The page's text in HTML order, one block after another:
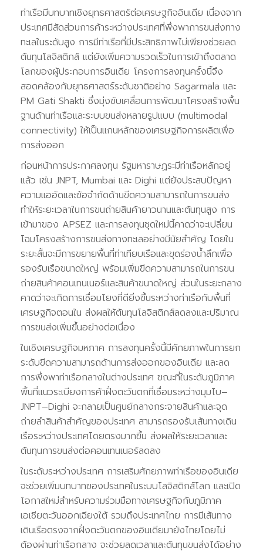
ท่าเรือมีบทบาทเชิงยุทธศาสตร์ต่อเศรษฐกิจอินเดีย เนื่องจาก
ประเทศมีสัดส่วนการค้าระหว่างประเทศที่พึ่งพาการขนส่งทาง
ทะเลในระดับสูง การมีท่าเรือที่มีประสิทธิภาพไม่เพียงช่วยลด
ต้นทุนโลจิสติกส์ แต่ยังเพิ่มความรวดเร็วในการเข้าถึงตลาด
โลกของผู้ประกอบการอินเดีย โครงการลงทุนครั้งนี้จึง
สอดคล้องกับยุทธศาสตร์ระดับชาติอย่าง Sagarmala และ
PM Gati Shakti ซึ่งมุ่งขับเคลื่อนการพัฒนาโครงสร้างพื้น
ฐานด้านท่าเรือและระบบขนส่งหลายรูปแบบ (multimodal
connectivity) ให้เป็นแกนหลักของเศรษฐกิจการผลิตเพื่อ
การส่งออก
ก่อนหน้าการประกาศลงทุน รัฐมหาราษฏระมีท่าเรือหลักอยู่
แล้ว เช่น JNPT, Mumbai และ Dighi แต่ยังประสบปัญหา
ความแออัดและข้อจำกัดด้านขีดความสามารถในการขนส่ง
ทำให้ระยะเวลาในการขนถ่ายสินค้ายาวนานและต้นทุนสูง การ
เข้ามาของ APSEZ และการลงทุนชุดใหม่นี้คาดว่าจะเปลี่ยน
โฉมโครงสร้างการขนส่งทางทะเลอย่างมีนัยสำคัญ โดยใน
ระยะสั้นจะมีการขยายพื้นที่ท่าเทียบเรือและขุดร่องน้ำลึกเพื่อ
รองรับเรือขนาดใหญ่ พร้อมเพิ่มขีดความสามารถในการขน
ถ่ายสินค้าคอนเทนเนอร์และสินค้าขนาดใหญ่ ส่วนในระยะกลาง
คาดว่าจะเกิดการเชื่อมโยงที่ดียิ่งขึ้นระหว่างท่าเรือกับพื้นที่
เศรษฐกิจตอนใน ส่งผลให้ต้นทุนโลจิสติกส์ลดลงและปริมาณ
การขนส่งเพิ่มขึ้นอย่างต่อเนื่อง
ในเชิงเศรษฐกิจมหภาค การลงทุนครั้งนี้มีศักยภาพในการยก
ระดับขีดความสามารถด้านการส่งออกของอินเดีย และลด
การพึ่งพาท่าเรือกลางในต่างประเทศ ขณะที่ในระดับภูมิภาค
พื้นที่แนวระเบียงการค้าฝั่งตะวันตกที่เชื่อมระหว่างมุมไบ–
JNPT–Dighi จะกลายเป็นศูนย์กลางกระจายสินค้าและจุด
ถ่ายลำสินค้าสำคัญของประเทศ สามารถรองรับเส้นทางเดิน
เรือระหว่างประเทศโดยตรงมากขึ้น ส่งผลให้ระยะเวลาและ
ต้นทุนการขนส่งต่อคอนเทนเนอร์ลดลง
ในระดับระหว่างประเทศ การเสริมศักยภาพท่าเรือของอินเดีย
จะช่วยเพิ่มบทบาทของประเทศในระบบโลจิสติกส์โลก และเปิด
โอกาสใหม่สำหรับความร่วมมือทางเศรษฐกิจกับภูมิภาค
เอเชียตะวันออกเฉียงใต้ รวมถึงประเทศไทย การมีเส้นทาง
เดินเรือตรงจากฝั่งตะวันตกของอินเดียมายังไทยโดยไม่
ต้องผ่านท่าเรือกลาง จะช่วยลดเวลาและต้นทุนขนส่งได้อย่าง